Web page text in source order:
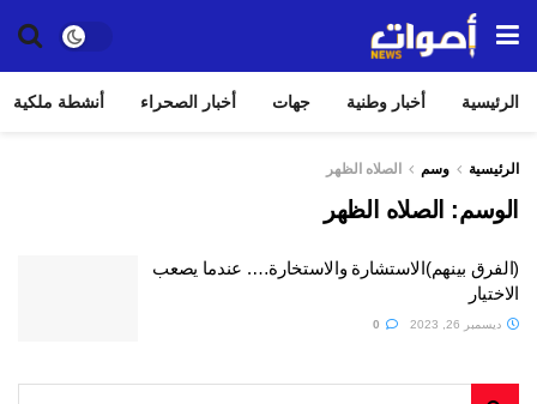
الرئيسية أخبار وطنية جهات أخبار الصحراء أنشطة ملكية
الرئيسية وسم الصلاه الظهر
الوسم: الصلاه الظهر
(الفرق بينهم)الاستشارة والاستخارة…. عندما يصعب
الاختيار
ديسمبر 26, 2023